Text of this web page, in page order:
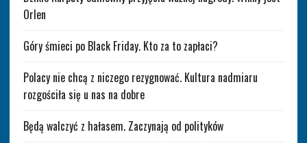
Orlen
Góry śmieci po Black Friday. Kto za to zapłaci?
Polacy nie chcą z niczego rezygnować. Kultura nadmiaru
rozgościła się u nas na dobre
Będą walczyć z hałasem. Zaczynają od polityków